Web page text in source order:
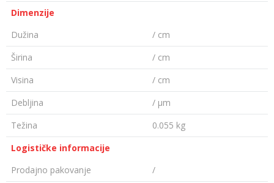
Dimenzije
Dužina
/ cm
Širina
/ cm
Visina
/ cm
Debljina
/ µm
Težina
0.055 kg
Logističke informacije
Prodajno pakovanje
/